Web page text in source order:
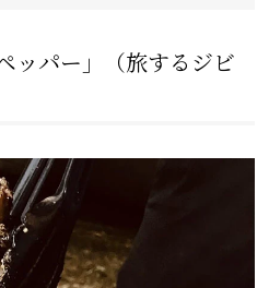
ッパー」（旅するジビ